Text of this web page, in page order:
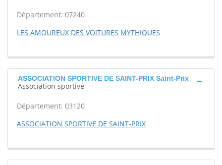
Département: 07240
LES AMOUREUX DES VOITURES MYTHIQUES
ASSOCIATION SPORTIVE DE SAINT-PRIX Saint-Prix
Association sportive
Département: 03120
ASSOCIATION SPORTIVE DE SAINT-PRIX